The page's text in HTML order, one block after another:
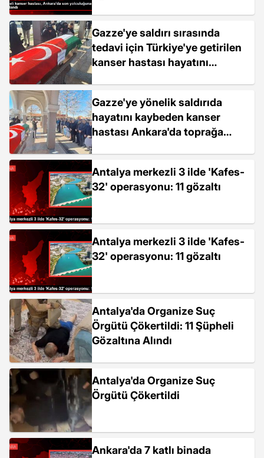
Gazze'ye saldırı sırasında
tedavi için Türkiye'ye getirilen
kanser hastası hayatını
Gazze'ye yönelik saldırıda
hayatını kaybeden kanser
hastası Ankara'da toprağa
Antalya merkezli 3 ilde 'Kafes-
32' operasyonu: 11 gözaltı
Antalya merkezli 3 ilde 'Kafes-
32' operasyonu: 11 gözaltı
Antalya'da Organize Suç
Örgütü Çökertildi: 11 Şüpheli
Gözaltına Alındı
Antalya'da Organize Suç
Örgütü Çökertildi
Ankara'da 7 katlı binada